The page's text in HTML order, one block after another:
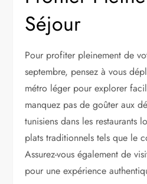
Séjour
Pour profiter pleinement de
septembre, pensez à vous
métro léger pour explorer
manquez pas de goûter aux
tunisiens dans les restaurants
plats traditionnels tels que le
Assurez-vous également de
pour une expérience